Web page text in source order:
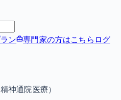
ン 専門家の方はこちら ログ
神通院医療）